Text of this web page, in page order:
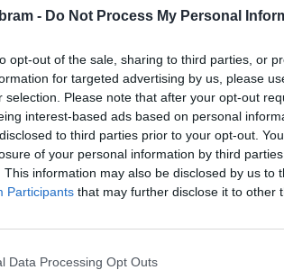
- Do Not Process My Personal
opt-out of the sale, sharing to third parties, or
for targeted advertising by us, please
selection. Please note that after your opt-out
interest-based ads based on personal
to third parties prior to your opt-out.
of your personal information by third
This information may also be disclosed by us to
Participants that may further disclose it to other
Data Processing Opt Outs